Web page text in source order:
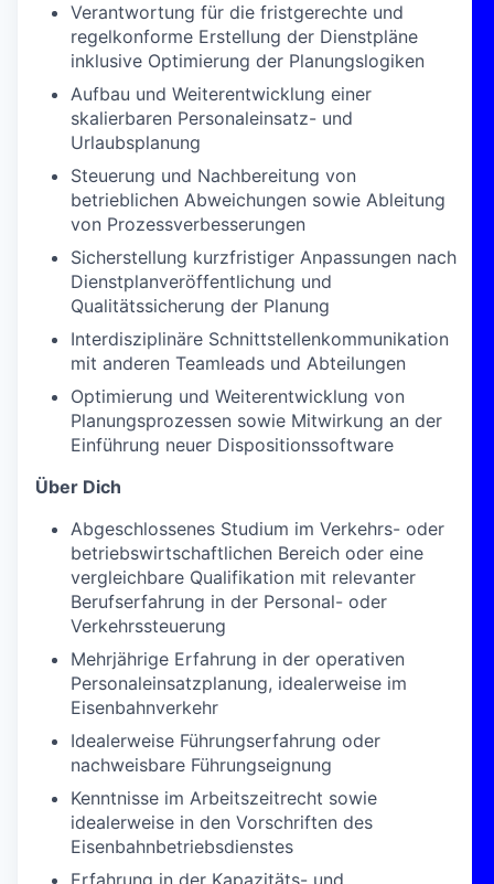
Verantwortung für die fristgerechte und
regelkonforme Erstellung der Dienstpläne
inklusive Optimierung der Planungslogiken
Aufbau und Weiterentwicklung einer
skalierbaren Personaleinsatz- und
Urlaubsplanung
Steuerung und Nachbereitung von
betrieblichen Abweichungen sowie Ableitung
von Prozessverbesserungen
Sicherstellung kurzfristiger Anpassungen nach
Dienstplanveröffentlichung und
Qualitätssicherung der Planung
Interdisziplinäre Schnittstellenkommunikation
mit anderen Teamleads und Abteilungen
Optimierung und Weiterentwicklung von
Planungsprozessen sowie Mitwirkung an der
Einführung neuer Dispositionssoftware
Über Dich
Abgeschlossenes Studium im Verkehrs- oder
betriebswirtschaftlichen Bereich oder eine
vergleichbare Qualifikation mit relevanter
Berufserfahrung in der Personal- oder
Verkehrssteuerung
Mehrjährige Erfahrung in der operativen
Personaleinsatzplanung, idealerweise im
Eisenbahnverkehr
Idealerweise Führungserfahrung oder
nachweisbare Führungseignung
Kenntnisse im Arbeitszeitrecht sowie
idealerweise in den Vorschriften des
Eisenbahnbetriebsdienstes
Erfahrung in der Kapazitäts- und